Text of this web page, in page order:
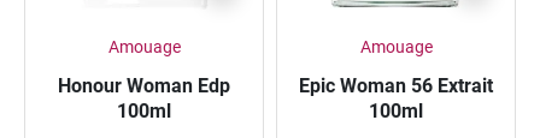
Amouage
Honour Woman Edp
100ml
Amouage
Epic Woman 56 Extrait
100ml